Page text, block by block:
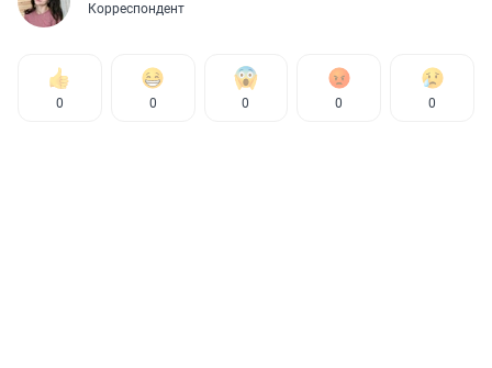
Корреспондент
0 0 0 0 0